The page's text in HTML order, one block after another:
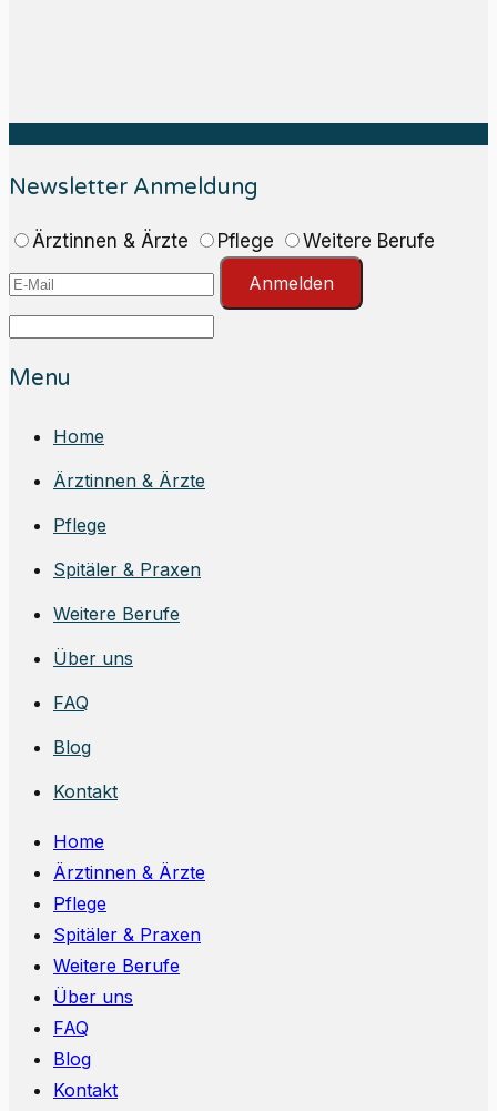
Newsletter Anmeldung
Ärztinnen & Ärzte Pflege
Weitere Berufe
Anmelden
Menu
Home
Ärztinnen & Ärzte
Pflege
Spitäler & Praxen
Weitere Berufe
Über uns
FAQ
Blog
Kontakt
Home
Ärztinnen & Ärzte
Pflege
Spitäler & Praxen
Weitere Berufe
Über uns
FAQ
Blog
Kontakt